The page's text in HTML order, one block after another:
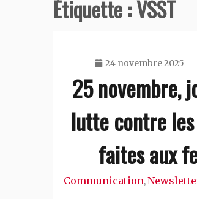
Étiquette :VSST
24 novembre 2025
25 novembre,
lutte contre
faites aux
Communication,